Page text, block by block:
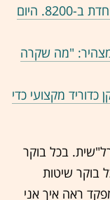
פורטפוליו | הוא הקים יחידת סייבר מיוחדת ב-8200. היום
"מה שקרה
כדוריד מקצועי כדי
בכל בוקר
בוקר שיטות
ראה איך אני